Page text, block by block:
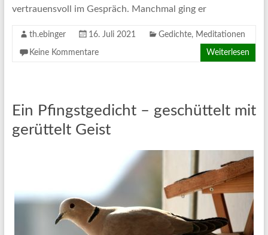
vertrauensvoll im Gespräch. Manchmal ging er
th.ebinger 16. Juli 2021 Gedichte, Meditationen
Keine Kommentare Weiterlesen
Ein Pfingstgedicht – geschüttelt mit
gerüttelt Geist